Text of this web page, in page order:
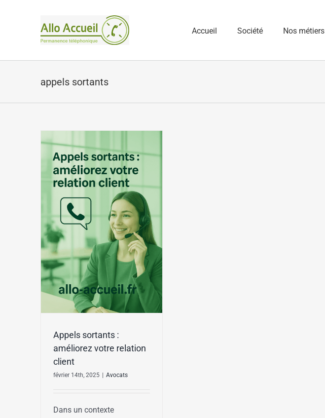
Accueil Société Nos métiers
appels sortants
Appels sortants :
améliorez votre relation
client
février 14th, 2025 Avocats
Dans un contexte